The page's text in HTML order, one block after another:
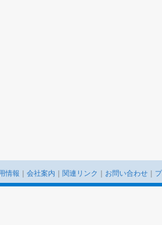
情報 会社案内 関連リンク お問い合わせ